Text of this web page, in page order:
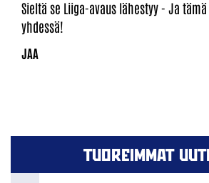
Sieltä se Liiga-avaus lähestyy - Ja
yhdessä!
TUOREIMMAT